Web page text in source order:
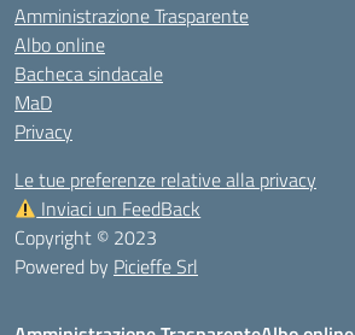
Amministrazione Trasparente
Albo online
Bacheca sindacale
MaD
Privacy
Le tue preferenze relative alla privacy
Inviaci un FeedBack
Copyright © 2023
Powered by Picieffe Srl